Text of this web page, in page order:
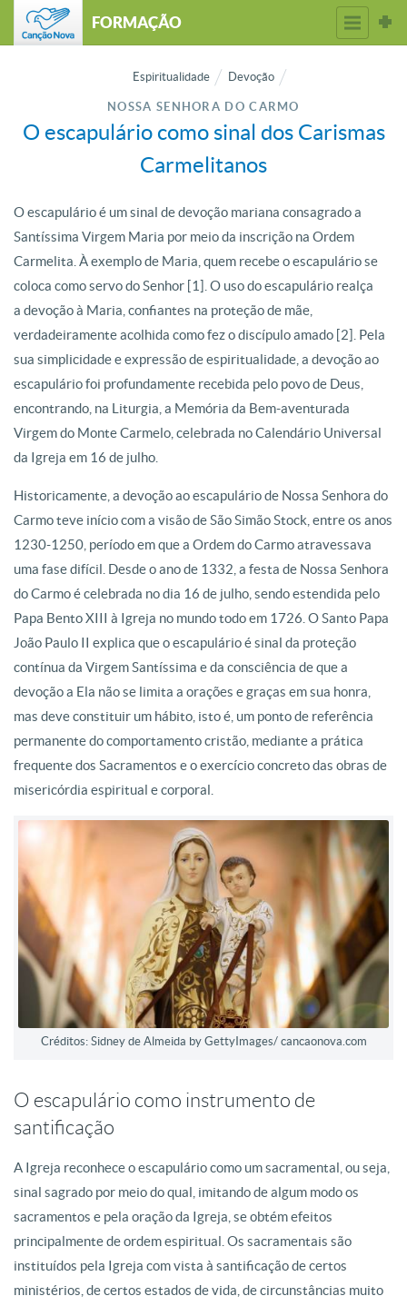
FORMAÇÃO
Espiritualidade Devoção
NOSSA SENHORA DO CARMO
O escapulário como sinal dos Carismas
Carmelitanos
O escapulário é um sinal de devoção mariana consagrado a
Santíssima Virgem Maria por meio da inscrição na Ordem
Carmelita. À exemplo de Maria, quem recebe o escapulário se
coloca como servo do Senhor [1]. O uso do escapulário realça
a devoção à Maria, confiantes na proteção de mãe,
verdadeiramente acolhida como fez o discípulo amado [2]. Pela
sua simplicidade e expressão de espiritualidade, a devoção ao
escapulário foi profundamente recebida pelo povo de Deus,
encontrando, na Liturgia, a Memória da Bem-aventurada
Virgem do Monte Carmelo, celebrada no Calendário Universal
da Igreja em 16 de julho.
Historicamente, a devoção ao escapulário de Nossa Senhora do
Carmo teve início com a visão de São Simão Stock, entre os anos
1230-1250, período em que a Ordem do Carmo atravessava
uma fase difícil. Desde o ano de 1332, a festa de Nossa Senhora
do Carmo é celebrada no dia 16 de julho, sendo estendida pelo
Papa Bento XIII à Igreja no mundo todo em 1726. O Santo Papa
João Paulo II explica que o escapulário é sinal da proteção
contínua da Virgem Santíssima e da consciência de que a
devoção a Ela não se limita a orações e graças em sua honra,
mas deve constituir um hábito, isto é, um ponto de referência
permanente do comportamento cristão, mediante a prática
frequente dos Sacramentos e o exercício concreto das obras de
misericórdia espiritual e corporal.
Créditos: Sidney de Almeida by GettyImages/ cancaonova.com
O escapulário como instrumento de
santificação
A Igreja reconhece o escapulário como um sacramental, ou seja,
sinal sagrado por meio do qual, imitando de algum modo os
sacramentos e pela oração da Igreja, se obtém efeitos
principalmente de ordem espiritual. Os sacramentais são
instituídos pela Igreja com vista à santificação de certos
ministérios, de certos estados de vida, de circunstâncias muito